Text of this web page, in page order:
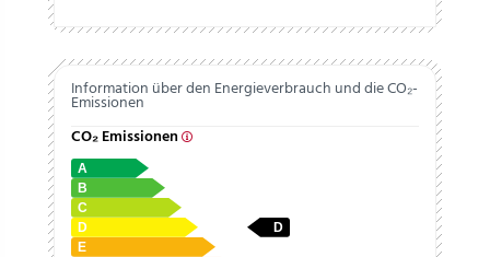
Information über den Energieverbrauch und die CO₂-
Emissionen
CO₂ Emissionen